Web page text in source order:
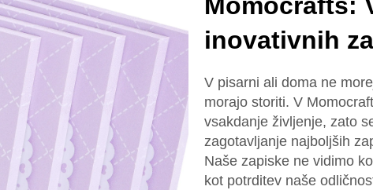
Momocrafts:
inovativnih
V pisarni ali doma ne
morajo storiti. V
vsakdanje življenje, zato
zagotavljanje najboljših
Naše zapiske ne vidimo
kot potrditev naše